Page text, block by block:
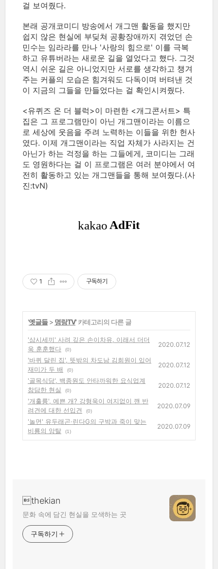
걸 보여줬다.
본래 공개코미디 방송에서 개그맨 활동을 했지만
쉽지 않은 현실에 부딪쳐 공황장애까지 겪었던 손
민수는 임라라를 만나 '사랑의 힘으로' 이를 극복
하고 유튜버라는 새로운 길을 열었다고 했다. 그것
역시 쉬운 길은 아니었지만 서로를 생각하고 챙겨
주는 커플의 모습은 힘겨워도 다독이며 버텨낸 것
이 지금의 그들을 만들었다는 걸 확인시켜줬다.
<유퀴즈 온 더 블럭>이 마련한 <개그콘서트> 특
집은 그 프로그램만이 아닌 개그맨이라는 이름으
로 세상에 웃음을 주려 노력하는 이들을 위한 헌사
였다. 이제 개그맨이라는 직업 자체가 사라지는 건
아닌가 하는 걱정을 하는 그들에게, 코미디는 그래
도 영원하다는 걸 이 프로그램은 여러 분야에서 여
전히 활동하고 있는 개그맨들을 통해 보여줬다.(사
진:tvN)
1 구독하기
'옛글들> 명랑TV' 카테고리의 다른 글
'삼시세끼' 사려 깊은 손이차유, 이래서 더더
욱 훈훈했다
(0)
2020.07.12
'바퀴 달린 집', 뜻밖의 차도남 김희원이 있어
재미가 두 배
(0)
2020.07.12
'골목식당', 백종원도 안타까워한 요식업계
참담한 현실
(0)
2020.07.12
'개훌륭', 예쁜 개? 강형욱이 여지없이 깬 반
려견에 대한 선입견
(0)
2020.07.09
'놀면' 유두래곤·린다G의 구박과 죽이 맞는
비룡의 앙탈
(1)
2020.07.09
thekian
문화 속에 담긴 현실을 모색하는 곳
구독하기